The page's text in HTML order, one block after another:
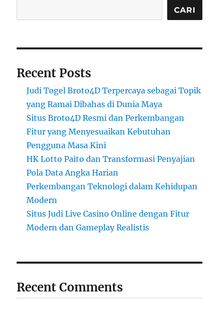
CARI
Recent Posts
Judi Togel Broto4D Terpercaya sebagai Topik
yang Ramai Dibahas di Dunia Maya
Situs Broto4D Resmi dan Perkembangan
Fitur yang Menyesuaikan Kebutuhan
Pengguna Masa Kini
HK Lotto Paito dan Transformasi Penyajian
Pola Data Angka Harian
Perkembangan Teknologi dalam Kehidupan
Modern
Situs Judi Live Casino Online dengan Fitur
Modern dan Gameplay Realistis
Recent Comments